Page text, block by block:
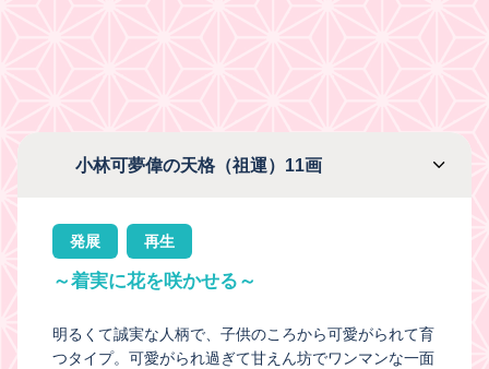
小林可夢偉の天格（祖運）11画
発展 再生
～着実に花を咲かせる～
明るくて誠実な人柄で、子供のころから可愛がられて育
つタイプ。可愛がられ過ぎて甘えん坊でワンマンな一面